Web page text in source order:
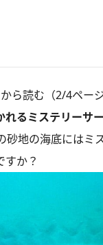
ら読む（2/4ページ
れるミステリーサ
地の海底にはミ
すか？